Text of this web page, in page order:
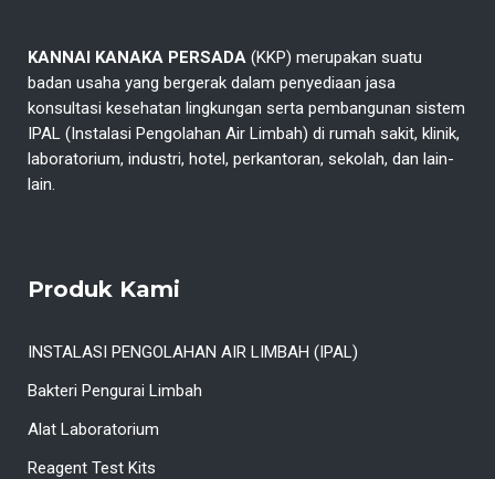
KANNAI KANAKA PERSADA (KKP) merupakan suatu
badan usaha yang bergerak dalam penyediaan jasa
konsultasi kesehatan lingkungan serta pembangunan sistem
IPAL (Instalasi Pengolahan Air Limbah) di rumah sakit, klinik,
laboratorium, industri, hotel, perkantoran, sekolah, dan lain-
lain.
Produk Kami
INSTALASI PENGOLAHAN AIR LIMBAH (IPAL)
Bakteri Pengurai Limbah
Alat Laboratorium
Reagent Test Kits